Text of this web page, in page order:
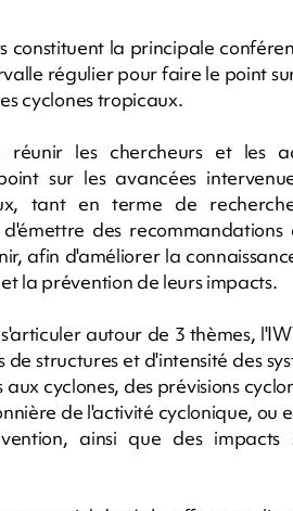
constituent la principale
régulier pour faire le point
cyclones tropicaux.
les chercheurs et les
sur les avancées
tant en terme de
des recommandations
afin d'améliorer la
la prévention de leurs impacts.
autour de 3 thèmes,
structures et d'intensité des
cyclones, des prévisions
de l'activité cyclonique, ou
ainsi que des impacts